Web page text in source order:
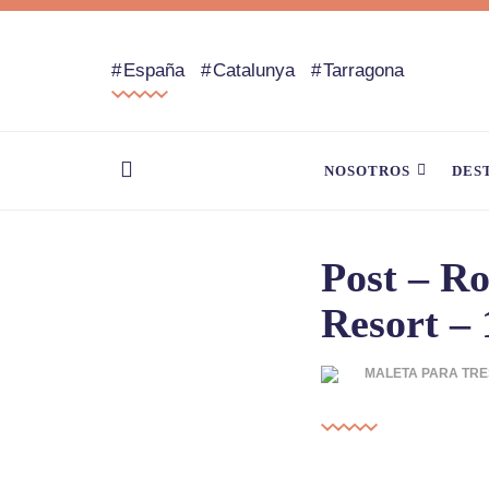
España Catalunya Tarragona
NOSOTROS
Post –
Resort –
MALETA PARA